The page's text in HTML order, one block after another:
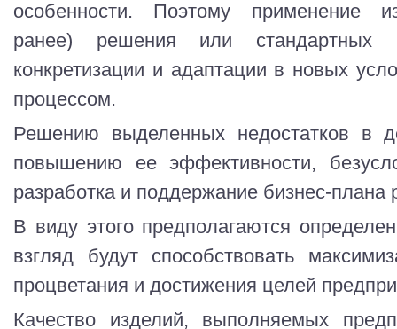
особенности. Поэтому применение
ранее) решения или стандартных
конкретизации и адаптации в новых
процессом.
Решению выделенных недостатков в
повышению ее эффективности,
разработка и поддержание бизнес-плана
В виду этого предполагаются
взгляд будут способствовать
процветания и достижения целей
Качество изделий, выполняемых